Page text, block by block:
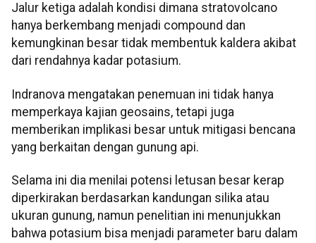
Jalur ketiga adalah kondisi dimana stratovolcano
hanya berkembang menjadi compound dan
kemungkinan besar tidak membentuk kaldera akibat
dari rendahnya kadar potasium.
Indranova mengatakan penemuan ini tidak hanya
memperkaya kajian geosains, tetapi juga
memberikan implikasi besar untuk mitigasi bencana
yang berkaitan dengan gunung api.
Selama ini dia menilai potensi letusan besar kerap
diperkirakan berdasarkan kandungan silika atau
ukuran gunung, namun penelitian ini menunjukkan
bahwa potasium bisa menjadi parameter baru dalam